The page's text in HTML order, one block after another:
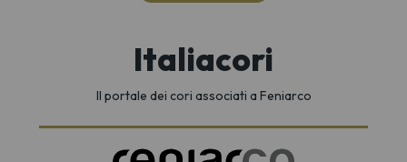
Italiacori
Il portale dei cori associati a Feniarco